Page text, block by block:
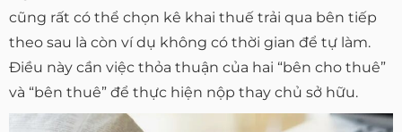
cũng rất có thể chọn kê khai thuế trải qua bên tiếp
theo sau là còn ví dụ không có thời gian để tự làm.
Điều này cần việc thỏa thuận của hai “bên cho thuê”
và “bên thuê” để thực hiện nộp thay chủ sở hữu.